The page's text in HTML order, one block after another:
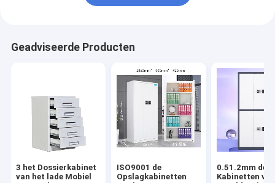
Geadviseerde Producten
3 het Dossierkabinet
van het lade Mobiel
ISO9001 de
Opslagkabinetten
0.51.2mm de
Kabinetten